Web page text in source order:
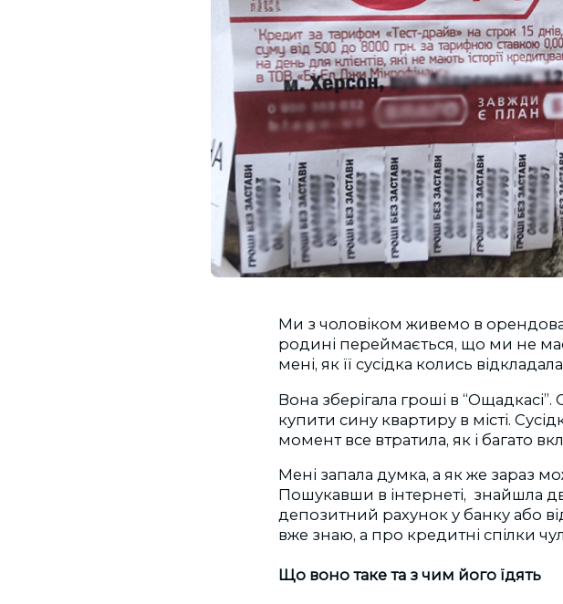
Ми з чоловіком живемо в
родині переймається, що ми не
мені, як її сусідка колись
Вона зберігала гроші в
купити сину квартиру в місті.
момент все втратила, як і багато
Мені запала думка, а як же зараз
Пошукавши в інтернеті, знайшла
депозитний рахунок у банку або
вже знаю, а про кредитні спілки
Що воно таке та з чим його їдять